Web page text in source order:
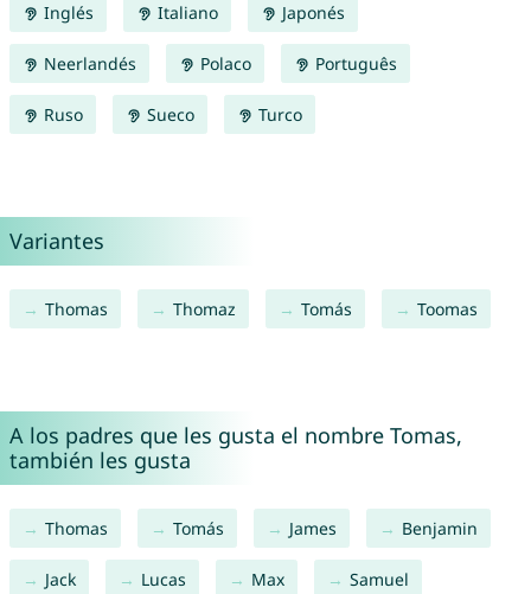
Inglés Italiano Japonés
Neerlandés Polaco Português
Ruso Sueco Turco
Variantes
Thomas Thomaz Tomás Toomas
A los padres que les gusta el nombre Tomas,
también les gusta
Thomas Tomás James Benjamin
Jack Lucas Max Samuel